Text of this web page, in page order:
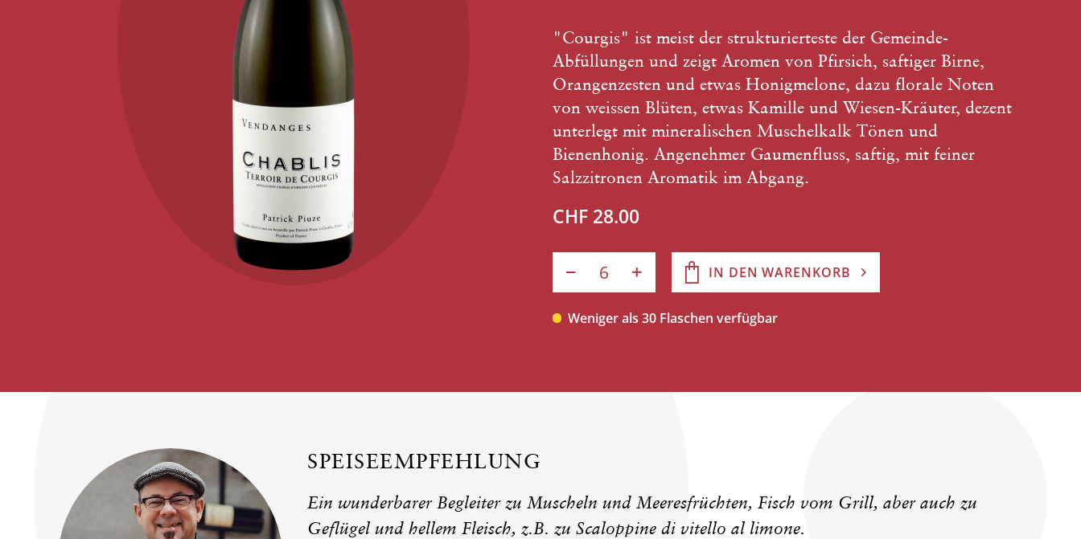
"Courgis" ist meist der strukturierteste der Gemeinde-
Abfüllungen und zeigt Aromen von Pfirsich, saftiger Birne,
Orangenzesten und etwas Honigmelone, dazu florale Noten
von weissen Blüten, etwas Kamille und Wiesen-Kräuter, dezent
unterlegt mit mineralischen Muschelkalk Tönen und
Bienenhonig. Angenehmer Gaumenfluss, saftig, mit feiner
Salzzitronen Aromatik im Abgang.
CHF 28.00
IN DEN WARENKORB
Weniger als 30 Flaschen verfügbar
SPEISEEMPFEHLUNG
Ein wunderbarer Begleiter zu Muscheln und Meeresfrüchten, Fisch vom Grill, aber auch zu
Geflügel und hellem Fleisch, z.B. zu Scaloppine di vitello al limone.